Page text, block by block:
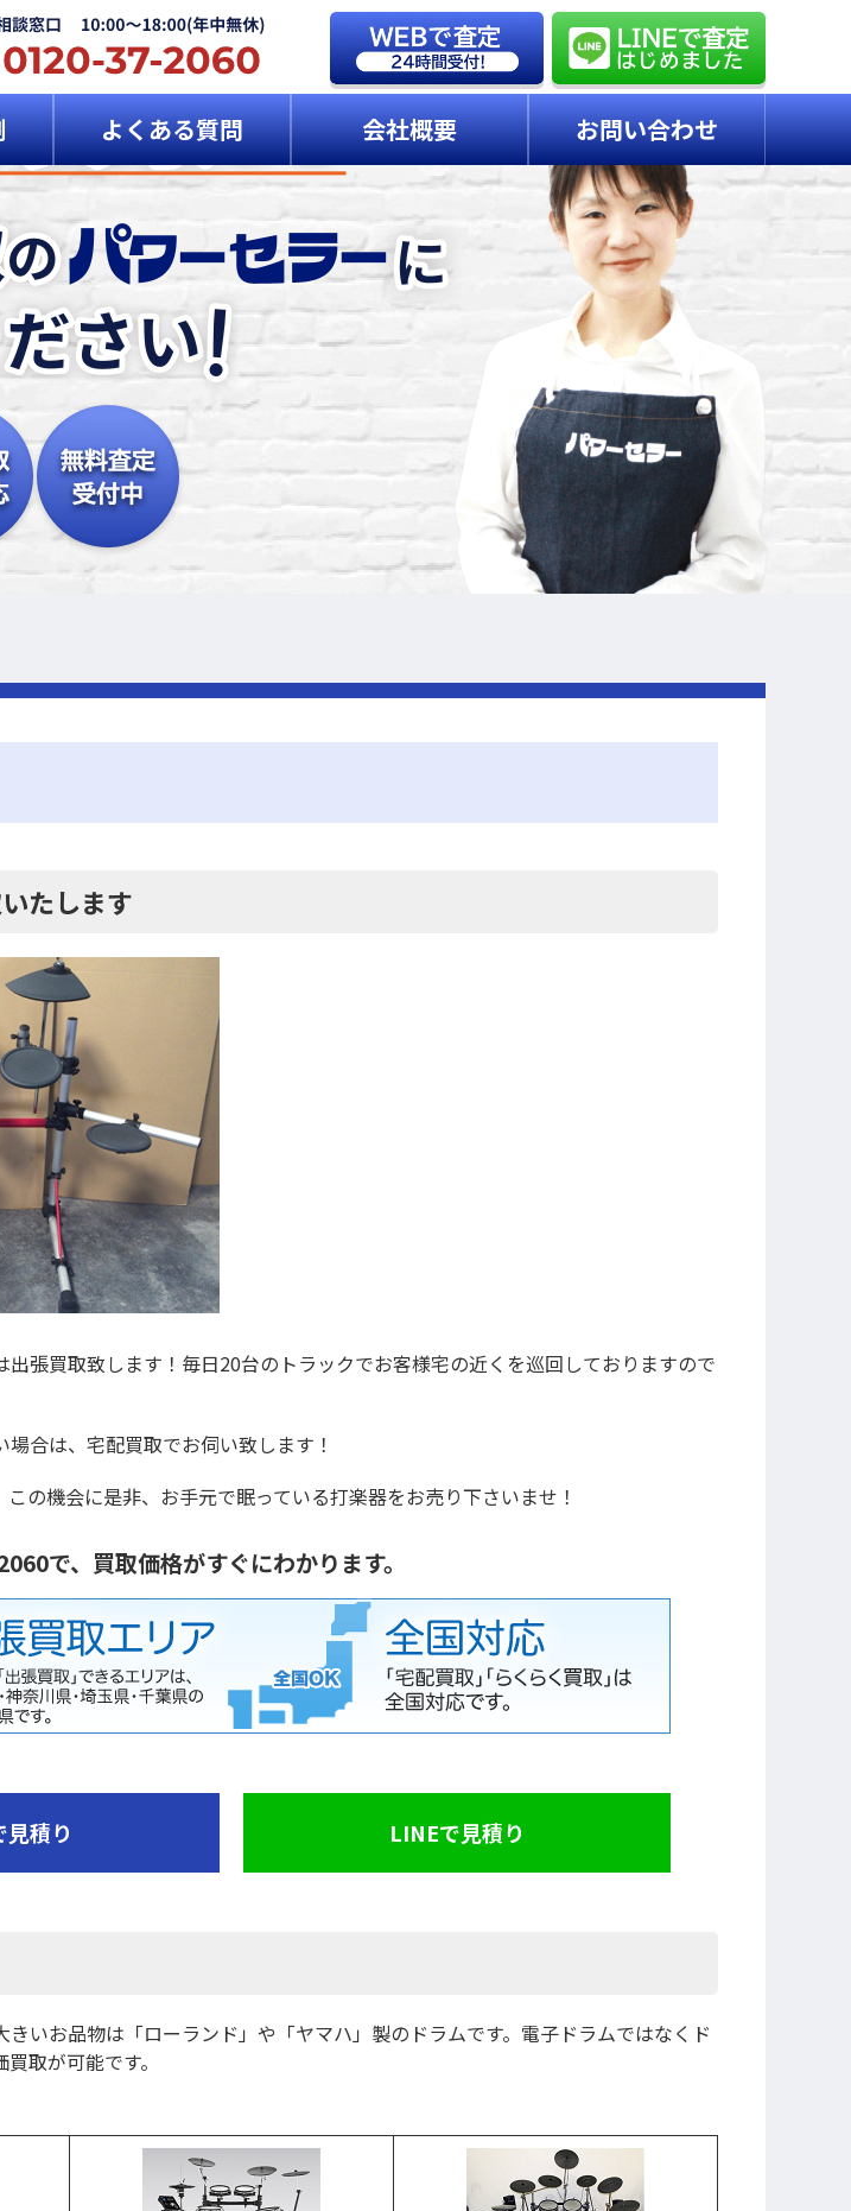
よくある質問 会社概要 お問い合わせ
たします
出張買取致します！毎日20台のトラックでお客様宅の近くを巡回しておりますので
合は、宅配買取でお伺い致します！
の機会に是非、お手元で眠っている打楽器をお売り下さいませ！
で、買取価格がすぐにわかります。
見積り LINEで見積り
いお品物は「ローランド」や「ヤマハ」製のドラムです。電子ドラムではなくド
取が可能です。